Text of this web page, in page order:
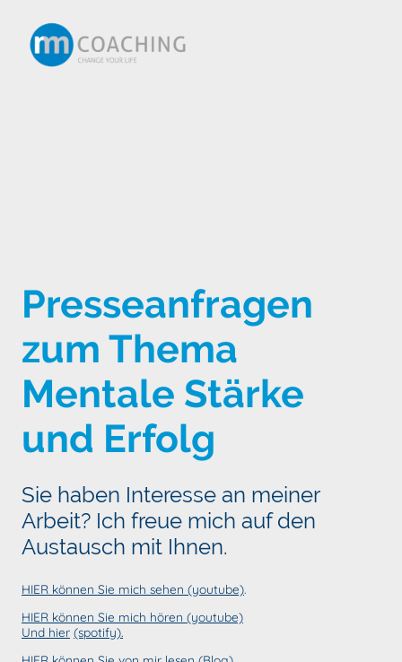
Presseanfragen
zum Thema
Mentale Stärke
und Erfolg
Sie haben Interesse an meiner
Arbeit? Ich freue mich auf den
Austausch mit Ihnen.
HIER können Sie mich sehen (youtube).
HIER können Sie mich hören (youtube)
Und hier (spotify).